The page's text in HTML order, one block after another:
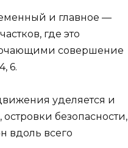
и главное —
где это
совершение
6.
уделяется и
безопасности,
вдоль всего